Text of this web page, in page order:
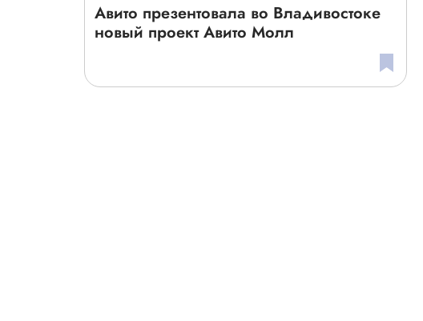
Авито презентовала во Владивостоке
новый проект Авито Молл